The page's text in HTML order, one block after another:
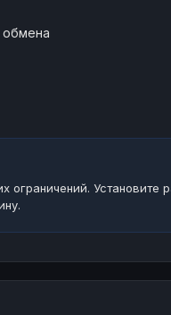
ограничений. Установите